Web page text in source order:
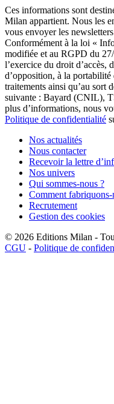
Ces informations sont
Milan appartient. Nous les
vous envoyer les
Conformément à la loi «
modifiée et au RGPD du
l’exercice du droit d’accès,
d’opposition, à la
traitements ainsi qu’au sort
suivante : Bayard (CNIL),
plus d’informations, nous
Politique de confidentialité
Nos actualités
Nous contacter
Recevoir la lettre
Nos univers
Qui sommes-nous ?
Comment
Recrutement
Gestion des cookies
© 2026 Editions Milan -
CGU - Politique de